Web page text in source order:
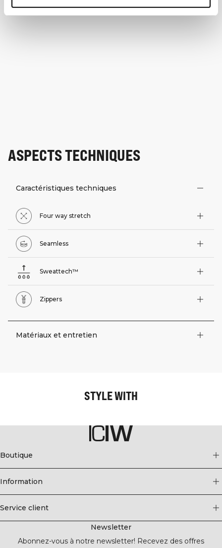
ASPECTS TECHNIQUES
Caractéristiques techniques
Four way stretch
Seamless
Sweattech™
Zippers
Matériaux et entretien
STYLE WITH
Boutique
Information
Service client
Newsletter
Abonnez-vous à notre newsletter! Recevez des offres